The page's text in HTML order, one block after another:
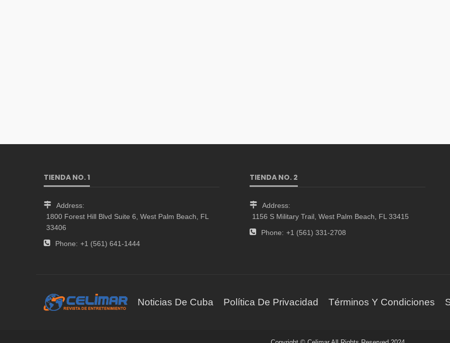
TIENDA NO. 1
Address:
1800 Forest Hill Blvd Suite 6, West Palm Beach, FL
33406
Phone: +1 (561) 641-1444
TIENDA NO. 2
Address:
1156 S Military Trail, West Palm Beach, FL 33415
Phone: +1 (561) 331-2708
Noticias De Cuba Política De Privacidad Términos Y Condiciones